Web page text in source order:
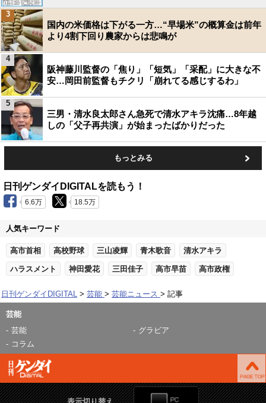
国内の米価格は下がる一方…“早場米”の概算金は前年
より4割下回り農家からは悲鳴が
3
阪神藤川監督の「焦り」「短気」「采配」に大きな不
安…岡田前監督もチクリ「崩れてる感じするわ」
4
三男・清水良太郎さん急死で清水アキラ沈痛…8年越
しの「父子再共演」が始まったばかりだった
5
もっとみる
日刊ゲンダイDIGITALを読もう！
6.6万 18.5万
人気キーワード
高市首相 高校野球 三山凌輝 青木歌音 清水アキラ
ハラスメント 神田愛花 三田佳子 高市早苗 高市政権
日刊ゲンダイDIGITAL 芸能 芸能ニュース 記事
芸能
芸能
グラビア
コラム
表示切り替え